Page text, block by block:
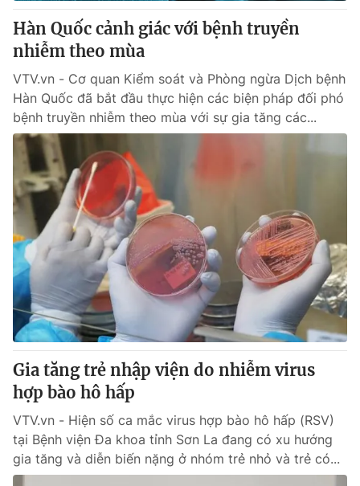
Giấy phép hoạt động báo in và báo điện tử số 483/GP-BTTTT
cấp ngày 29/12/2023
Tổng Biên tập:Vũ Thanh Thủy
Phó Tổng Biên tập:Nguyễn Thị Mỹ Hạnh, Phạm Quốc Thắng,
Nguyễn Trọng Ninh
Tổng đài VTV: 024.38 355 931 - 024.38 355 932
Ðiện thoại Thời báo VTV:024.66 897 897
Email:toasoan@vtv.vn
Liên hệ quảng cáo:
024-7300.7108
® Cấm sao chép dưới mọi hình thức nếu không có sự chấp
thuận bằng văn bản. Ghi rõ nguồn VTV.vn khi phát hành lại
thông tin từ website này.
Hàn Quốc cảnh giác với bệnh truyền
nhiễm theo mùa
VTV.vn - Cơ quan Kiểm soát và Phòng ngừa Dịch bệnh
Hàn Quốc đã bắt đầu thực hiện các biện pháp đối phó
bệnh truyền nhiễm theo mùa với sự gia tăng các...
Gia tăng trẻ nhập viện do nhiễm virus
hợp bào hô hấp
VTV.vn - Hiện số ca mắc virus hợp bào hô hấp (RSV)
tại Bệnh viện Đa khoa tỉnh Sơn La đang có xu hướng
gia tăng và diễn biến nặng ở nhóm trẻ nhỏ và trẻ có...